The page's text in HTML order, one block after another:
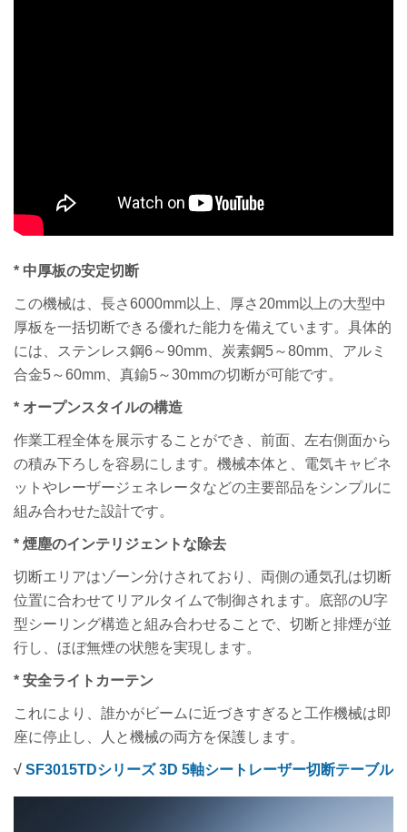
* 中厚板の安定切断
この機械は、長さ6000mm以上、厚さ20mm以上の大型中
厚板を一括切断できる優れた能力を備えています。具体的
には、ステンレス鋼6～90mm、炭素鋼5～80mm、アルミ
合金5～60mm、真鍮5～30mmの切断が可能です。
* オープンスタイルの構造
作業工程全体を展示することができ、前面、左右側面から
の積み下ろしを容易にします。機械本体と、電気キャビネ
ットやレーザージェネレータなどの主要部品をシンプルに
組み合わせた設計です。
* 煙塵のインテリジェントな除去
切断エリアはゾーン分けされており、両側の通気孔は切断
位置に合わせてリアルタイムで制御されます。底部のU字
型シーリング構造と組み合わせることで、切断と排煙が並
行し、ほぼ無煙の状態を実現します。
* 安全ライトカーテン
これにより、誰かがビームに近づきすぎると工作機械は即
座に停止し、人と機械の両方を保護します。
√ SF3015TDシリーズ 3D 5軸シートレーザー切断テーブル